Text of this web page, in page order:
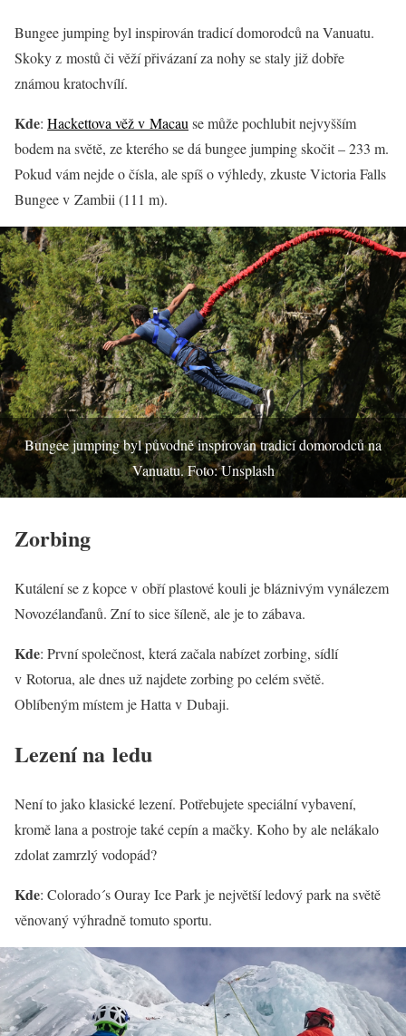
Bungee jumping byl inspirován tradicí domorodců na Vanuatu.
Skoky z mostů či věží přivázaní za nohy se staly již dobře
známou kratochvílí.
Kde: Hackettova věž v Macau se může pochlubit nejvyšším
bodem na světě, ze kterého se dá bungee jumping skočit – 233 m.
Pokud vám nejde o čísla, ale spíš o výhledy, zkuste Victoria Falls
Bungee v Zambii (111 m).
Bungee jumping byl původně inspirován tradicí domorodců na
Vanuatu. Foto: Unsplash
Zorbing
Kutálení se z kopce v obří plastové kouli je bláznivým vynálezem
Novozélanďanů. Zní to sice šíleně, ale je to zábava.
Kde: První společnost, která začala nabízet zorbing, sídlí
v Rotorua, ale dnes už najdete zorbing po celém světě.
Oblíbeným místem je Hatta v Dubaji.
Lezení na ledu
Není to jako klasické lezení. Potřebujete speciální vybavení,
kromě lana a postroje také cepín a mačky. Koho by ale nelákalo
zdolat zamrzlý vodopád?
Kde: Colorado´s Ouray Ice Park je největší ledový park na světě
věnovaný výhradně tomuto sportu.